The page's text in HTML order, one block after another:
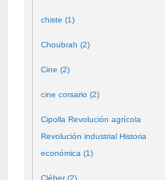
chiste (1)
Choubrah (2)
Cine (2)
cine corsario (2)
Cipolla Revolución agrícola
Revolución industrial Historia
económica (1)
Cléber (2)